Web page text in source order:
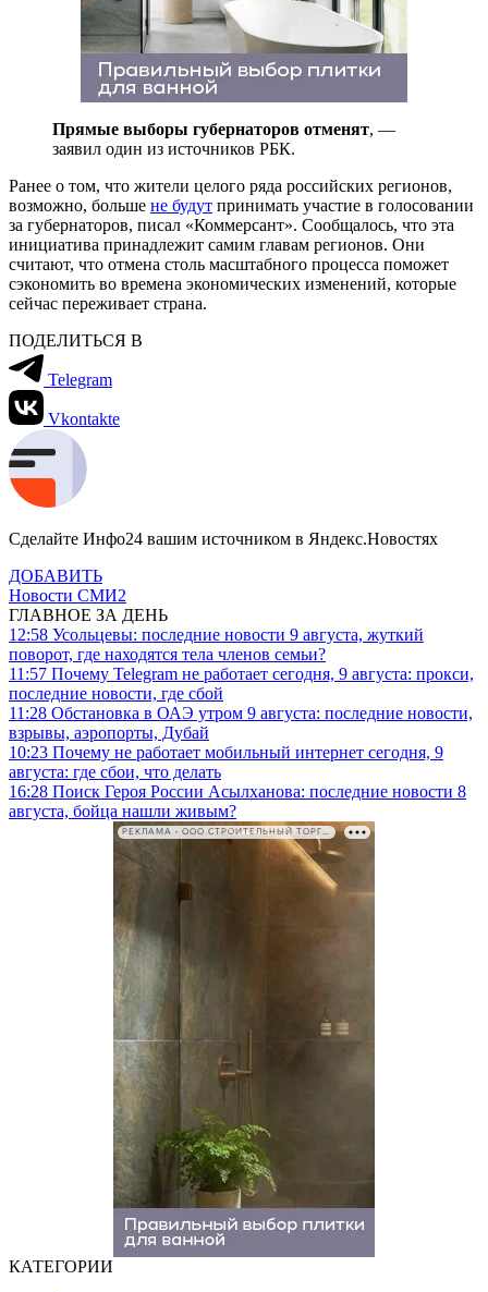
Прямые выборы губернаторов отменят, —
заявил один из источников РБК.
Ранее о том, что жители целого ряда российских регионов,
возможно, больше не будут принимать участие в голосовании
за губернаторов, писал «Коммерсант». Сообщалось, что эта
инициатива принадлежит самим главам регионов. Они
считают, что отмена столь масштабного процесса поможет
сэкономить во времена экономических изменений, которые
сейчас переживает страна.
ПОДЕЛИТЬСЯ В
Telegram
Vkontakte
Сделайте Инфо24 вашим источником в Яндекс.Новостях
ДОБАВИТЬ
Новости СМИ2
ГЛАВНОЕ ЗА ДЕНЬ
12:58 Усольцевы: последние новости 9 августа, жуткий
поворот, где находятся тела членов семьи?
11:57 Почему Telegram не работает сегодня, 9 августа: прокси,
последние новости, где сбой
11:28 Обстановка в ОАЭ утром 9 августа: последние новости,
взрывы, аэропорты, Дубай
10:23 Почему не работает мобильный интернет сегодня, 9
августа: где сбои, что делать
16:28 Поиск Героя России Асылханова: последние новости 8
августа, бойца нашли живым?
РЕКЛАМА • ООО СТРОИТЕЛЬНЫЙ ТОРГОВЫЙ ДОМ «ПЕТРОВИЧ». ИНН: 7802348846
КАТЕГОРИИ